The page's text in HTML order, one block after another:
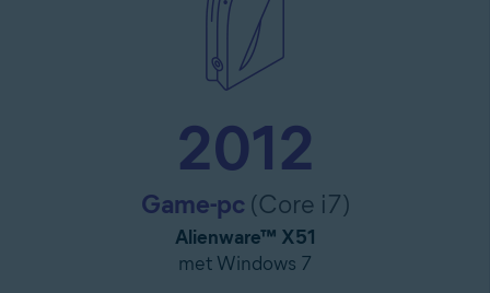
2012
Game-pc(Core i7)
Alienware™ X51
met Windows 7